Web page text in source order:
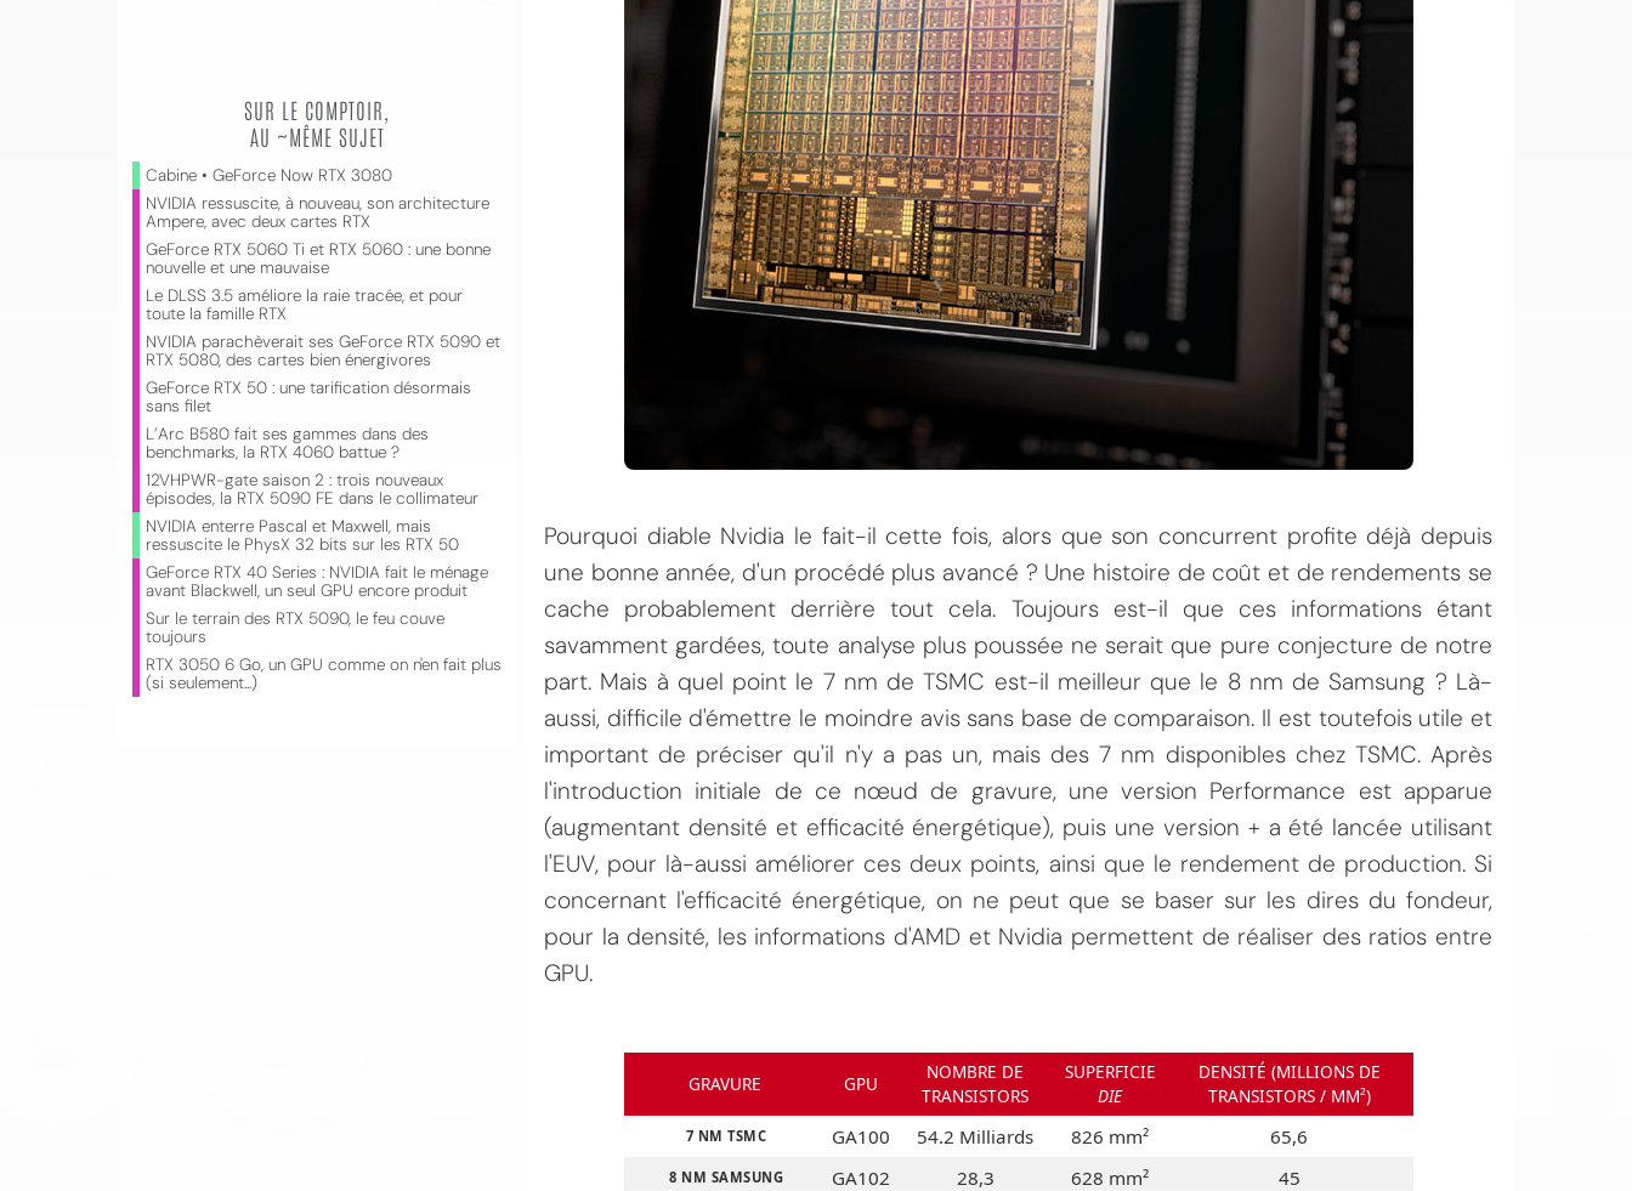
Pourquoi diable Nvidia le fait-il cette fois, alors que son concurrent profite déjà depuis
une bonne année, d'un procédé plus avancé ? Une histoire de coût et de rendements se
cache probablement derrière tout cela. Toujours est-il que ces informations étant
savamment gardées, toute analyse plus poussée ne serait que pure conjecture de notre
part. Mais à quel point le 7 nm de TSMC est-il meilleur que le 8 nm de Samsung ? Là-
aussi, difficile d'émettre le moindre avis sans base de comparaison. Il est toutefois utile et
important de préciser qu'il n'y a pas un, mais des 7 nm disponibles chez TSMC. Après
l'introduction initiale de ce nœud de gravure, une version Performance est apparue
(augmentant densité et efficacité énergétique), puis une version + a été lancée utilisant
l'EUV, pour là-aussi améliorer ces deux points, ainsi que le rendement de production. Si
concernant l'efficacité énergétique, on ne peut que se baser sur les dires du fondeur,
pour la densité, les informations d'AMD et Nvidia permettent de réaliser des ratios entre
GPU.
GRAVURE GPU
NOMBRE DE
TRANSISTORS
SUPERFICIE
DIE
DENSITÉ (MILLIONS DE
TRANSISTORS / MM²)
7 NM TSMC GA100 54.2 Milliards 826 mm² 65,6
8 NM SAMSUNG GA102 28,3 628 mm² 45
SUR LE COMPTOIR,
AU ~MÊME SUJET
Cabine • GeForce Now RTX 3080
NVIDIA ressuscite, à nouveau, son architecture
Ampere, avec deux cartes RTX
GeForce RTX 5060 Ti et RTX 5060 : une bonne
nouvelle et une mauvaise
Le DLSS 3.5 améliore la raie tracée, et pour
toute la famille RTX
NVIDIA parachèverait ses GeForce RTX 5090 et
RTX 5080, des cartes bien énergivores
GeForce RTX 50 : une tarification désormais
sans filet
L’Arc B580 fait ses gammes dans des
benchmarks, la RTX 4060 battue ?
12VHPWR-gate saison 2 : trois nouveaux
épisodes, la RTX 5090 FE dans le collimateur
NVIDIA enterre Pascal et Maxwell, mais
ressuscite le PhysX 32 bits sur les RTX 50
GeForce RTX 40 Series : NVIDIA fait le ménage
avant Blackwell, un seul GPU encore produit
Sur le terrain des RTX 5090, le feu couve
toujours
RTX 3050 6 Go, un GPU comme on n'en fait plus
(si seulement...)